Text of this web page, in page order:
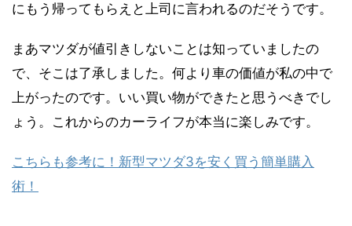
にもう帰ってもらえと上司に言われるのだそうです。
まあマツダが値引きしないことは知っていましたの
で、そこは了承しました。何より車の価値が私の中で
上がったのです。いい買い物ができたと思うべきでし
ょう。これからのカーライフが本当に楽しみです。
こちらも参考に！新型マツダ3を安く買う簡単購入
術！